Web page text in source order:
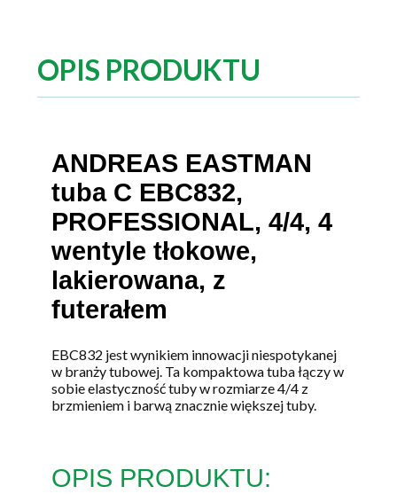
OPIS PRODUKTU
ANDREAS EASTMAN
tuba C EBC832,
PROFESSIONAL, 4/4, 4
wentyle tłokowe,
lakierowana, z
futerałem
EBC832 jest wynikiem innowacji niespotykanej
w branży tubowej. Ta kompaktowa tuba łączy w
sobie elastyczność tuby w rozmiarze 4/4 z
brzmieniem i barwą znacznie większej tuby.
OPIS PRODUKTU: